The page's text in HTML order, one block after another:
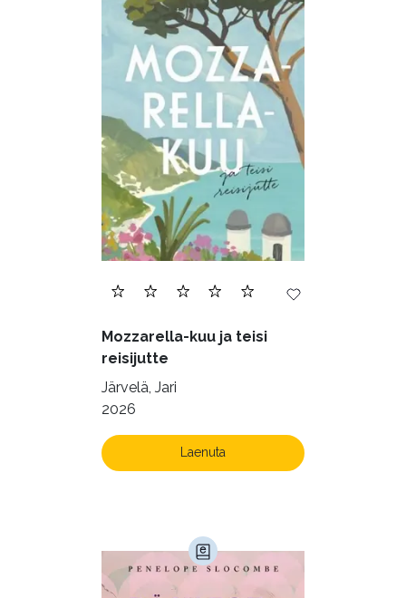
Mozzarella-kuu ja teisi
reisijutte
Järvelä, Jari
2026
Laenuta